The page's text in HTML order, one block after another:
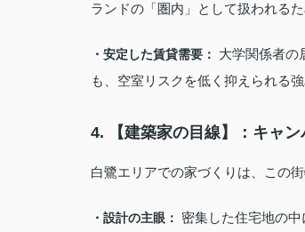
ランドの「圏内」として扱われる
・安定した賃貸需要：
大学関係者の
も、空室リスクを低く抑えられる強
4. 【建築家の目線】：キャ
白鷺エリアでの家づくりは、この
・設計の主眼：
密集した住宅地の